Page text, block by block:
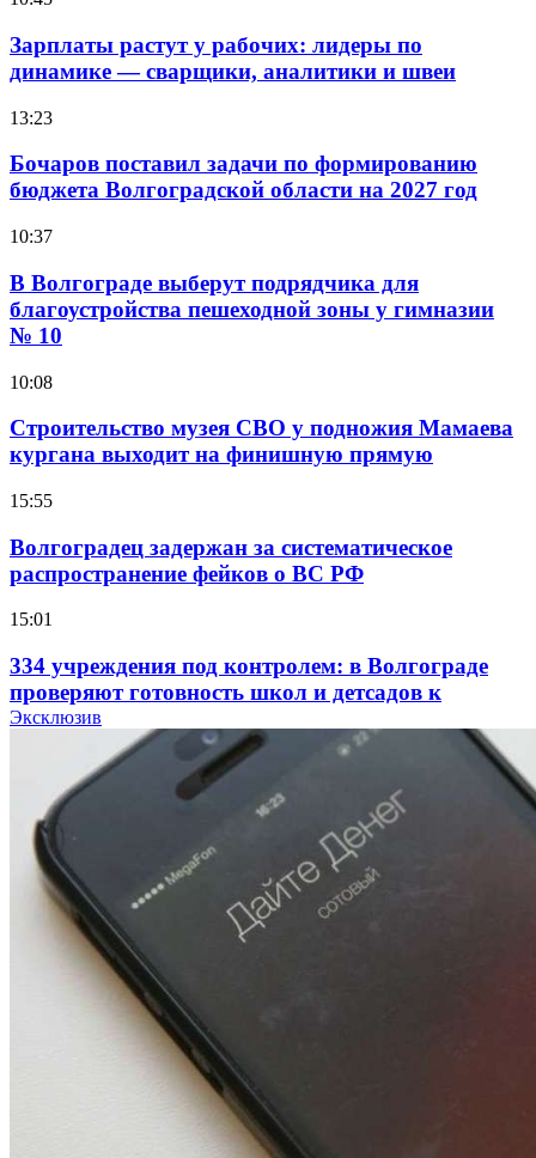
Зарплаты растут у рабочих: лидеры по
динамике — сварщики, аналитики и швеи
13:23
Бочаров поставил задачи по формированию
бюджета Волгоградской области на 2027 год
10:37
В Волгограде выберут подрядчика для
благоустройства пешеходной зоны у гимназии
№ 10
10:08
Строительство музея СВО у подножия Мамаева
кургана выходит на финишную прямую
15:55
Волгоградец задержан за систематическое
распространение фейков о ВС РФ
15:01
334 учреждения под контролем: в Волгограде
проверяют готовность школ и детсадов к
учебному году
Покушение на убийство в Волгограде: девушка
напала на незнакомую женщину с ножом
12:39
Сладкий праздник в Волгограде: в Центральном
парке прошёл фестиваль „Арбузный переполох“
Волгоградские компании нарастили экспорт:
заключены контракты на 3,6 млн долларов
Эксклюзив